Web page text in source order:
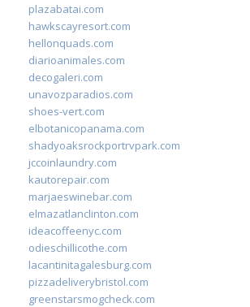
plazabatai.com
hawkscayresort.com
hellonquads.com
diarioanimales.com
decogaleri.com
unavozparadios.com
shoes-vert.com
elbotanicopanama.com
shadyoaksrockportrvpark.com
jccoinlaundry.com
kautorepair.com
marjaeswinebar.com
elmazatlanclinton.com
ideacoffeenyc.com
odieschillicothe.com
lacantinitagalesburg.com
pizzadeliverybristol.com
greenstarsmogcheck.com